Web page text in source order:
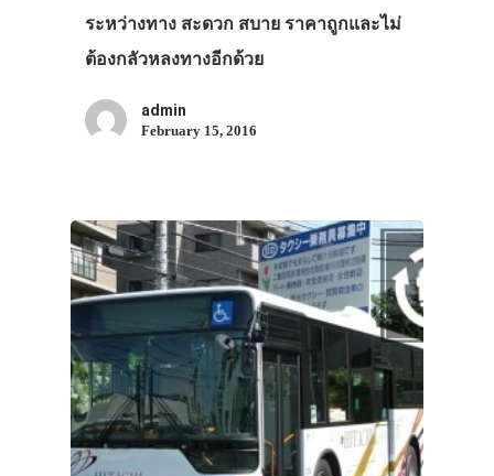
ระหว่างทาง สะดวก สบาย ราคาถูกและไม่
ต้องกลัวหลงทางอีกด้วย
admin
February 15, 2016